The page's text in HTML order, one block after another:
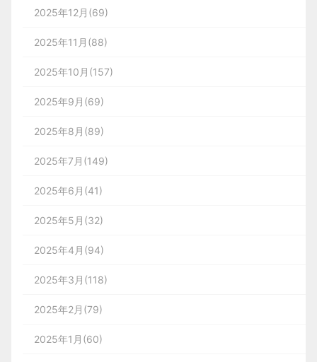
2025年12月(69)
2025年11月(88)
2025年10月(157)
2025年9月(69)
2025年8月(89)
2025年7月(149)
2025年6月(41)
2025年5月(32)
2025年4月(94)
2025年3月(118)
2025年2月(79)
2025年1月(60)